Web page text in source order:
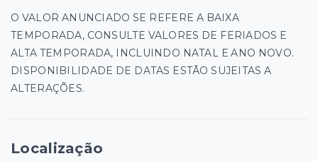
O VALOR ANUNCIADO SE REFERE A BAIXA
TEMPORADA, CONSULTE VALORES DE FERIADOS E
ALTA TEMPORADA, INCLUINDO NATAL E ANO NOVO.
DISPONIBILIDADE DE DATAS ESTÃO SUJEITAS A
ALTERAÇÕES.
Localização